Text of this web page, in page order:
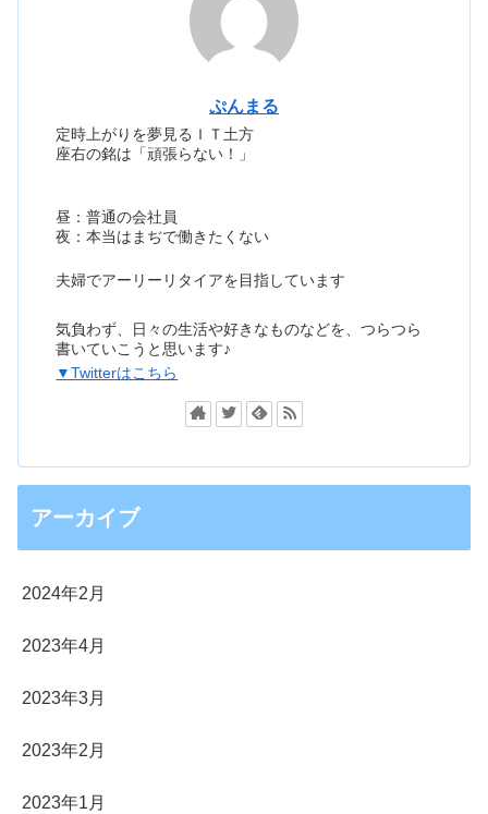
ぷんまる
定時上がりを夢見るＩＴ土方
座右の銘は「頑張らない！」
昼：普通の会社員
夜：本当はまぢで働きたくない
夫婦でアーリーリタイアを目指しています
気負わず、日々の生活や好きなものなどを、つらつら
書いていこうと思います♪
▼Twitterはこちら
アーカイブ
2024年2月
2023年4月
2023年3月
2023年2月
2023年1月